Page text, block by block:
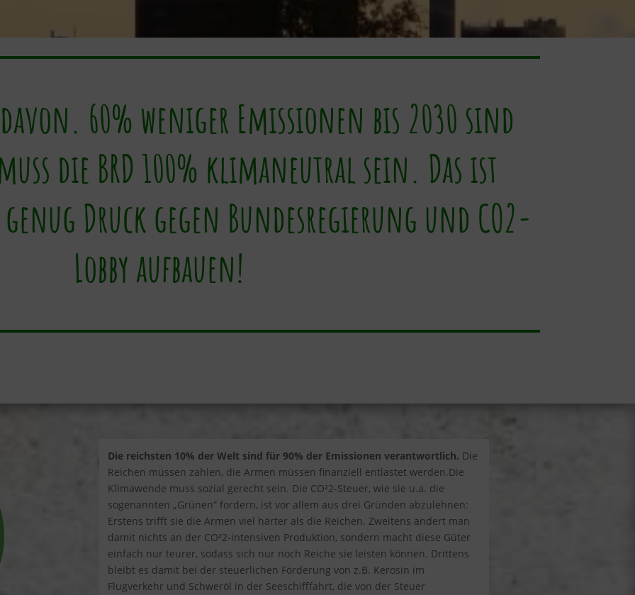
60% weniger Emissionen bis 2030 sind
die BRD 100% klimaneutral sein. Das ist
Druck gegen Bundesregierung und CO2-
Lobby aufbauen!
Die reichsten 10% der Welt sind für 90% der Emissionen verantwortlich. Die
Reichen müssen zahlen, die Armen müssen finanziell entlastet werden.Die
Klimawende muss sozial gerecht sein. Die CO²2-Steuer, wie sie u.a. die
sogenannten „Grünen“ fordern, ist vor allem aus drei Gründen abzulehnen:
Erstens trifft sie die Armen viel härter als die Reichen. Zweitens ändert man
damit nichts an der CO²2-intensiven Produktion, sondern macht diese Güter
einfach nur teurer, sodass sich nur noch Reiche sie leisten können. Drittens
bleibt es damit bei der steuerlichen Förderung von z.B. Kerosin im
Flugverkehr und Schweröl in der Seeschifffahrt, die von der Steuer